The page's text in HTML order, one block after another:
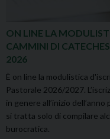
ON LINE LA
CAMMINI DI
2026
È on line la modulistica
Pastorale 2026/2027.
in genere all’inizio
si tratta solo di compilare
burocratica.